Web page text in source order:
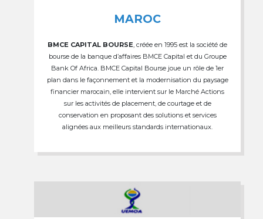
MAROC
BMCE CAPITAL BOURSE , créée en 1995 est la société de
bourse de la banque d’affaires BMCE Capital et du Groupe
Bank Of Africa. BMCE Capital Bourse joue un rôle de 1er
plan dans le façonnement et la modernisation du paysage
financier marocain, elle intervient sur le Marché Actions
sur les activités de placement, de courtage et de
conservation en proposant des solutions et services
alignées aux meilleurs standards internationaux.